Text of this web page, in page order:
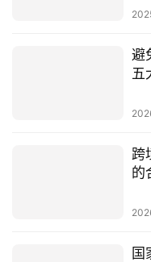
避
五
跨
的
国